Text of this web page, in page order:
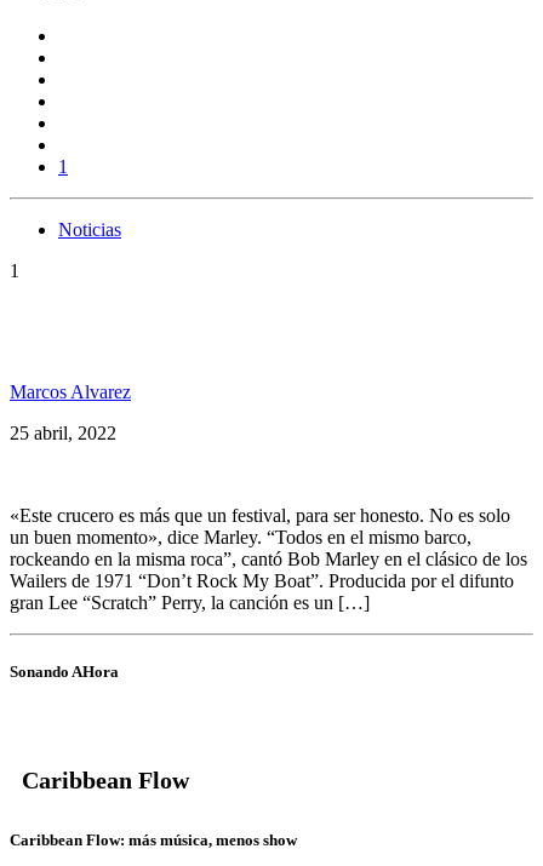
1
Noticias
1
Marcos Alvarez
25 abril, 2022
«Este crucero es más que un festival, para ser honesto. No es solo
un buen momento», dice Marley. “Todos en el mismo barco,
rockeando en la misma roca”, cantó Bob Marley en el clásico de los
Wailers de 1971 “Don’t Rock My Boat”. Producida por el difunto
gran Lee “Scratch” Perry, la canción es un […]
Sonando AHora
Caribbean Flow
Caribbean Flow: más música, menos show